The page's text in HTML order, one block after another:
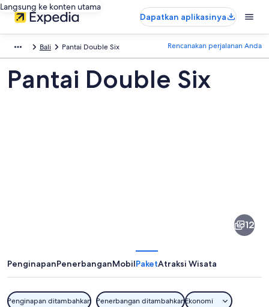
Langsung ke konten utama
Dapatkan aplikasinya
Bali Pantai Double Six Rencanakan perjalanan Anda
Pantai Double Six
12
PenginapanPenerbanganMobilPaketAtraksi Wisata
Penginapan ditambahkan Penerbangan ditambahkanEkonomi